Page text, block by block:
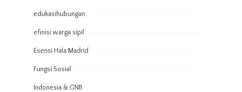
edukasihubungan
efinisi warga sipil
Esensi Hala Madrid
Fungsi Sosial
Indonesia & GNB